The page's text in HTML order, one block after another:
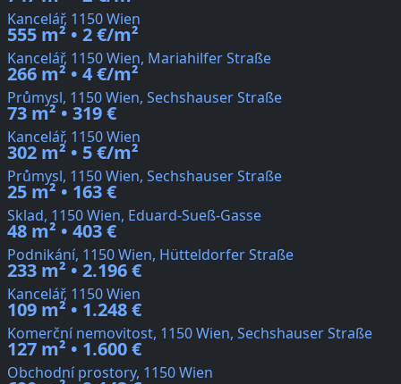
Kancelář, 1150 Wien
555 m² • 2 €/m²
Kancelář, 1150 Wien, Mariahilfer Straße
266 m² • 4 €/m²
Průmysl, 1150 Wien, Sechshauser Straße
73 m² • 319 €
Kancelář, 1150 Wien
302 m² • 5 €/m²
Průmysl, 1150 Wien, Sechshauser Straße
25 m² • 163 €
Sklad, 1150 Wien, Eduard-Sueß-Gasse
48 m² • 403 €
Podnikání, 1150 Wien, Hütteldorfer Straße
233 m² • 2.196 €
Kancelář, 1150 Wien
109 m² • 1.248 €
Komerční nemovitost, 1150 Wien, Sechshauser Straße
127 m² • 1.600 €
Obchodní prostory, 1150 Wien